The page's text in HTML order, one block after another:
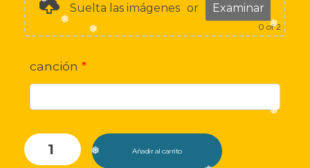
Suelta las imágenes or Examinar
0 of 2
canción *
Placa
Spotify
Añadir al carrito
❅
❅
❅
❅ ❅